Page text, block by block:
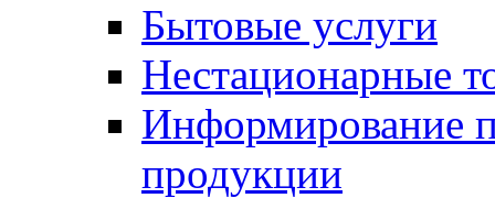
Бытовые услуги
Нестационарные
Информирование
продукции